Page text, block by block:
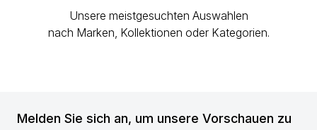
Unsere meistgesuchten Auswahlen
nach Marken, Kollektionen oder Kategorien.
Melden Sie sich an, um unsere Vorschauen zu